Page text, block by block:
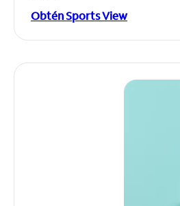
Obtén Sports View